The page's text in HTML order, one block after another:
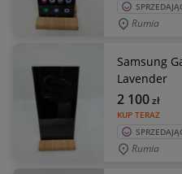
Rumia
Samsung
Lavender
KUP TERAZ
2 100zł
Rumia